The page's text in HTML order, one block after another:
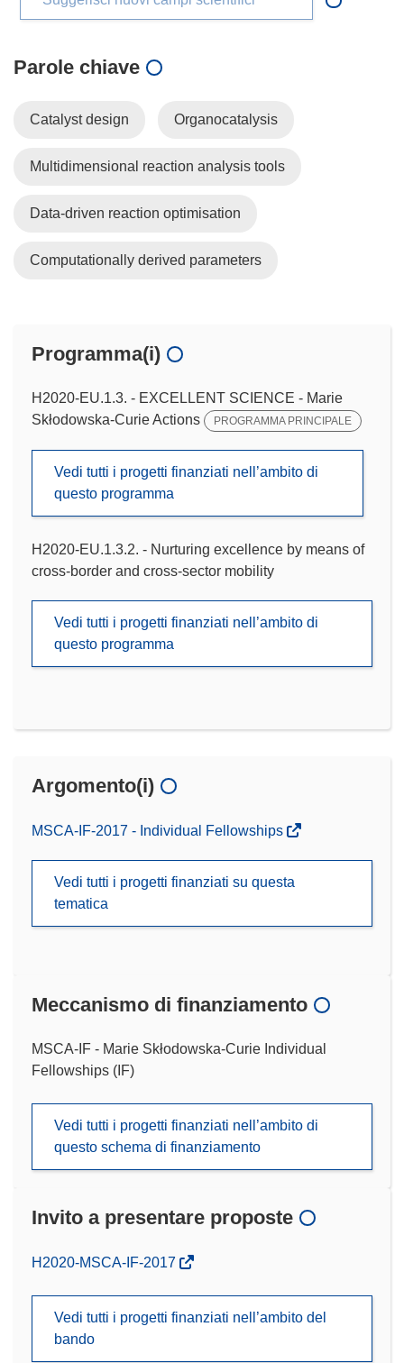
Parole chiave
Catalyst design Organocatalysis
Multidimensional reaction analysis tools
Data-driven reaction optimisation
Computationally derived parameters
Programma(i)
H2020-EU.1.3. - EXCELLENT SCIENCE - Marie
Skłodowska-Curie Actions
PROGRAMMA PRINCIPALE
Vedi tutti i progetti finanziati nell’ambito di
questo programma
H2020-EU.1.3.2. - Nurturing excellence by means of
cross-border and cross-sector mobility
Vedi tutti i progetti finanziati nell’ambito di
questo programma
Argomento(i)
MSCA-IF-2017 - Individual Fellowships
Vedi tutti i progetti finanziati su questa
tematica
Meccanismo di finanziamento
MSCA-IF - Marie Skłodowska-Curie Individual
Fellowships (IF)
Vedi tutti i progetti finanziati nell’ambito di
questo schema di finanziamento
Invito a presentare proposte
(si
nuova
H2020-MSCA-IF-2017
Vedi tutti i progetti finanziati nell’ambito del
bando